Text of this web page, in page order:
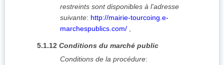
restreints sont disponibles à l'adresse
suivante: http://mairie-tourcoing.e-
marchespublics.com/
5.1.12 Conditions du marché public
Conditions de la procédure: